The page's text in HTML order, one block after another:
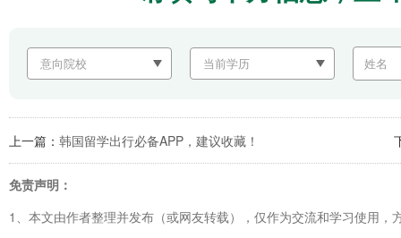
上一篇： 韩国留学出行必备APP，建议收藏！
免责声明：
1、本文由作者整理并发布（或网友转载），仅作为交流和学习使用